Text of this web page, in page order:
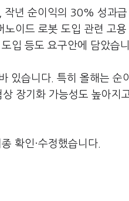
작년 순이익의 30% 성과
노이드 로봇 도입 관련 고용
도입 등도 요구안에 담았습
있습니다 특히 올해는 순
장기화 가능성도 높아지
확인·수정했습니다.